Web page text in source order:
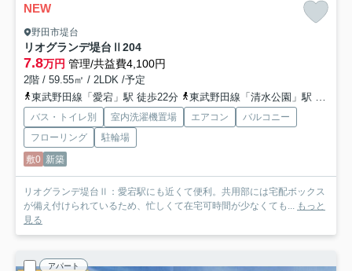
NEW
野田市堤台
リオグランデ堤台Ⅱ 204
7.8万円 管理/共益費4,100円
2階 / 59.55㎡ / 2LDK /予定
東武野田線「愛宕」駅 徒歩22分
東武野田線「清水公園」駅 徒歩25分
バス・トイレ別 室内洗濯機置場 エアコン
バルコニー
フローリング
駐輪場
敷0 新築
リオグランデ堤台Ⅱ：愛宕駅にも近くて便利。共用部には宅配ボックス
が備え付けられているため、忙しくて在宅可時間が少なくても... もっと
見る
アパート